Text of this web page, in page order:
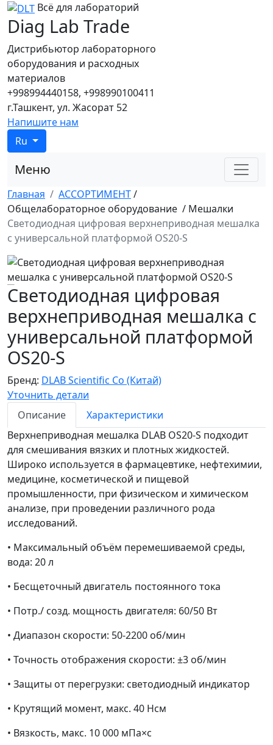
Всё для лабораторий
Diag Lab Trade
Дистрибьютор лабораторного
оборудования и расходных
материалов
+998994440158, +998990100411
г.Ташкент, ул. Жасорат 52
Напишите нам
Ru
Меню
Главная АССОРТИМЕНТ/
Общелабораторное оборудование / Мешалки
Светодиодная цифровая верхнеприводная мешалка
с универсальной платформой OS20-S
Светодиодная цифровая
верхнеприводная мешалка с
универсальной платформой
OS20-S
Бренд: DLAB Scientific Co (Китай)
Уточнить детали
Описание
Характеристики
Верхнеприводная мешалка DLAB OS20-S подходит
для смешивания вязких и плотных жидкостей.
Широко используется в фармацевтике, нефтехимии,
медицине, косметической и пищевой
промышленности, при физическом и химическом
анализе, при проведении различного рода
исследований.
• Максимальный объём перемешиваемой среды,
вода: 20 л
• Бесщеточный двигатель постоянного тока
• Потр./ созд. мощность двигателя: 60/50 Вт
• Диапазон скорости: 50-2200 об/мин
• Точность отображения скорости: ±3 об/мин
• Защиты от перегрузки: светодиодный индикатор
• Крутящий момент, макс. 40 Нсм
• Вязкость, макс. 10 000 мПа×c